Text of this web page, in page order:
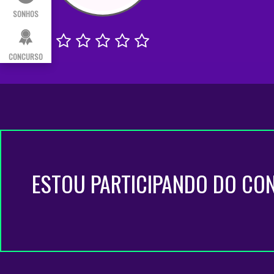
SONHOS
CONCURSO
ESTOU PARTICIPANDO DO